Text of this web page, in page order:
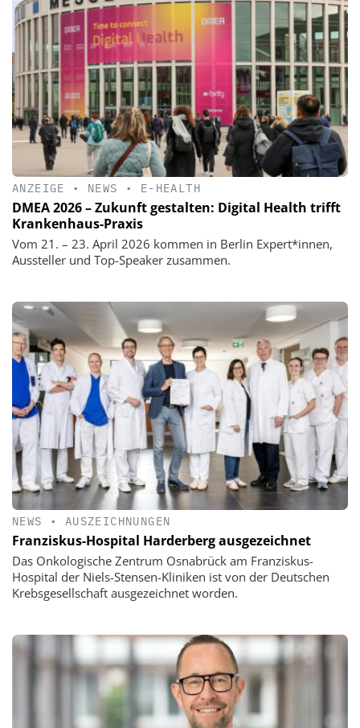
ANZEIGE • NEWS • E-HEALTH
DMEA 2026 – Zukunft gestalten: Digital Health trifft
Krankenhaus-Praxis
Vom 21. – 23. April 2026 kommen in Berlin Expert*innen,
Aussteller und Top-Speaker zusammen.
NEWS • AUSZEICHNUNGEN
Franziskus-Hospital Harderberg ausgezeichnet
Das Onkologische Zentrum Osnabrück am Franziskus-
Hospital der Niels-Stensen-Kliniken ist von der Deutschen
Krebsgesellschaft ausgezeichnet worden.